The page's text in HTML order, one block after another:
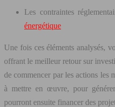
Les contraintes
énergétique
Une fois ces éléments analysés,
offrant le meilleur retour sur
de commencer par les actions les
à mettre en œuvre, pour
pourront ensuite financer des